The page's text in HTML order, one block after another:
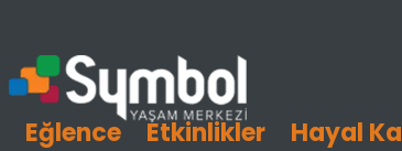
Eğlence Etkinlikler Hayal